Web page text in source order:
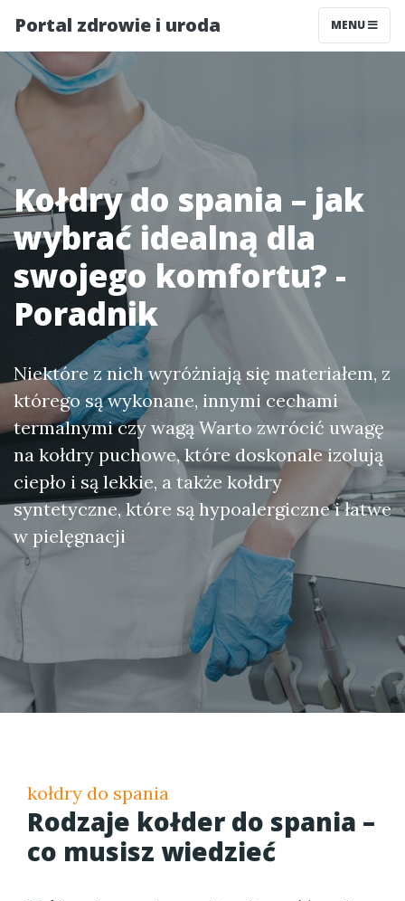
Portal zdrowie i uroda MENU
Kołdry do spania – jak
wybrać idealną dla
swojego komfortu? -
Poradnik
Niektóre z nich wyróżniają się materiałem, z
którego są wykonane, innymi cechami
termalnymi czy wagą Warto zwrócić uwagę
na kołdry puchowe, które doskonale izolują
ciepło i są lekkie, a także kołdry
syntetyczne, które są hypoalergiczne i łatwe
w pielęgnacji
kołdry do spania
Rodzaje kołder do spania –
co musisz wiedzieć